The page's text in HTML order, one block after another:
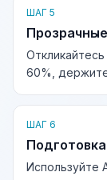
ШАГ 5
60%,
ШАГ 6
Используйте